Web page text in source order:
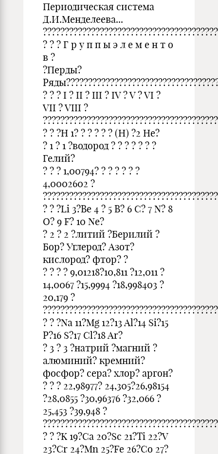
Периодическая система
Д.И.Менделеева...
? ? ? Г р у п п ы э л е м е н т о
в ?
?Перды?
? ? ? I ? II ? III ? IV ? V ? VI ?
VII ? VIII ?
? ? ?H 1? ? ? ? ? ? (H) ?2 He?
? 1 ? 1 ?водород ? ? ? ? ? ? ?
Гелий?
? ? ? 1,00794? ? ? ? ? ? ?
4,0002602 ?
? ? ?Li 3?Be 4 ? 5 В? 6 C? 7 N? 8
O? 9 F? 10 Ne?
? 2 ? 2 ?литий ?Берилий ?
Бор? Углерод? Азот?
кислород? фтор? ?
? ? ? ? 9,01218?10,811 ?12,011 ?
14,0067 ?15,9994 ?18,998403 ?
20,179 ?
? ? ?Na 11?Mg 12?13 Al?14 Si?15
P?16 S?17 Cl?18 Ar?
? 3 ? 3 ?натрий ?магний ?
алюминий? кремний?
фосфор? сера? хлор? аргон?
? ? ? 22,98977? 24,305?26,98154
?28,0855 ?30,96376 ?32,066 ?
25,453 ?39,948 ?
? ? ?K 19?Ca 20?Sc 21?Ti 22?V
23?Cr 24?Mn 25?Fe 26?Co 27?